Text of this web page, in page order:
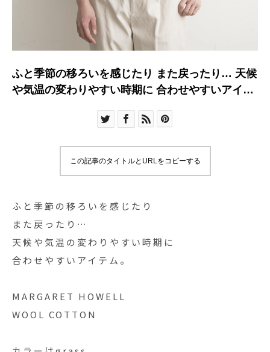
ふと季節の移ろいを感じたり また戻ったり… 天候
や気温の変わりやすい時期に 合わせやすいアイテ
この記事のタイトルとURLをコピーする
ふと季節の移ろいを感じたり
また戻ったり…
天候や気温の変わりやすい時期に
合わせやすいアイテム。
MARGARET HOWELL
WOOL COTTON